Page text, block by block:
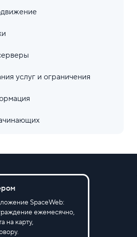
услуг и ограничения
SpaceWeb:
ежемесячно,
на карту,